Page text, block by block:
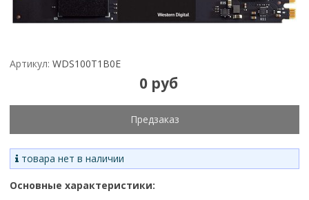
Артикул: WDS100T1B0E
0 руб
Предзаказ
товара нет в наличии
Основные характеристики: